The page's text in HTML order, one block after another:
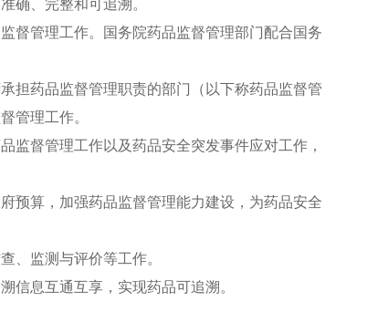
、完整和可追溯。
管理工作。国务院药品监督管理部门配合国务
药品监督管理职责的部门（以下称药品监督管
管理工作。
督管理工作以及药品安全突发事件应对工作，
算，加强药品监督管理能力建设，为药品安全
监测与评价等工作。
息互通互享，实现药品可追溯。